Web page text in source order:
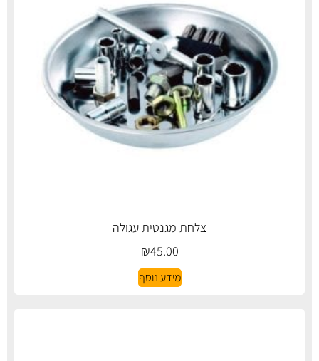
צלחת מגנטית עגולה
₪45.00
מידע נוסף